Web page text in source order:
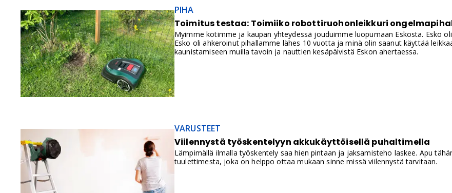
PIHA
Toimitus testaa: Toimiiko robottiruohonleikkuri
Myimme kotimme ja kaupan yhteydessä jouduimme luopumaan Eskosta. Esko
Esko oli ahkeroinut pihallamme lähes 10 vuotta ja minä olin saanut käyttää
kaunistamiseen muilla tavoin ja nauttien kesäpäivistä Eskon ahertaessa.
VARUSTEET
Viilennystä työskentelyyn akkukäyttöisellä puhaltimella
Lämpimällä ilmalla työskentely saa hien pintaan ja jaksamisteho laskee. Apu
tuulettimesta, joka on helppo ottaa mukaan sinne missä viilennystä tarvitaan.